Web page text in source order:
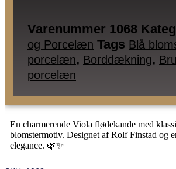
Varenummer 1068
og Porcelæn Tags Blå
porcelæn, Borddækning,
porcelæn
En charmerende Viola flødekande med
blomstermotiv. Designet af Rolf Finstad og
elegance. 🌿✨